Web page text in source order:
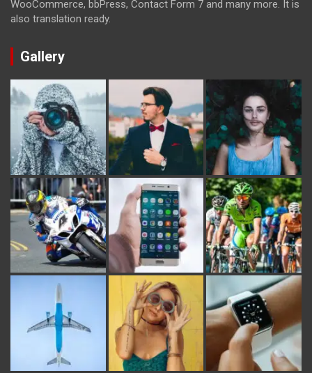
WooCommerce, bbPress, Contact Form 7 and many more. It is
also translation ready.
Gallery